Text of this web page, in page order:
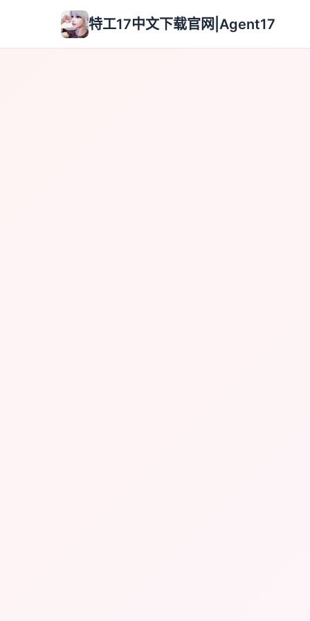
特工17中文下载官网|Agent17